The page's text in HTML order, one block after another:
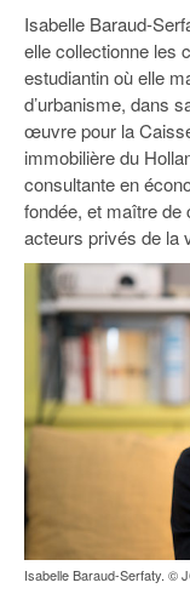
Innovation
Transport
Marchés
78
91
92
93
Portraits
Agenda
Éditions
Le podcast
Ecouter les
Lire les
Isabelle Baraud-
elle collectionne les
estudiantin où elle
d’urbanisme, dans
œuvre pour la
immobilière du
consultante en
fondée, et maître
acteurs privés de la
Isabelle Baraud-Serfaty. ©